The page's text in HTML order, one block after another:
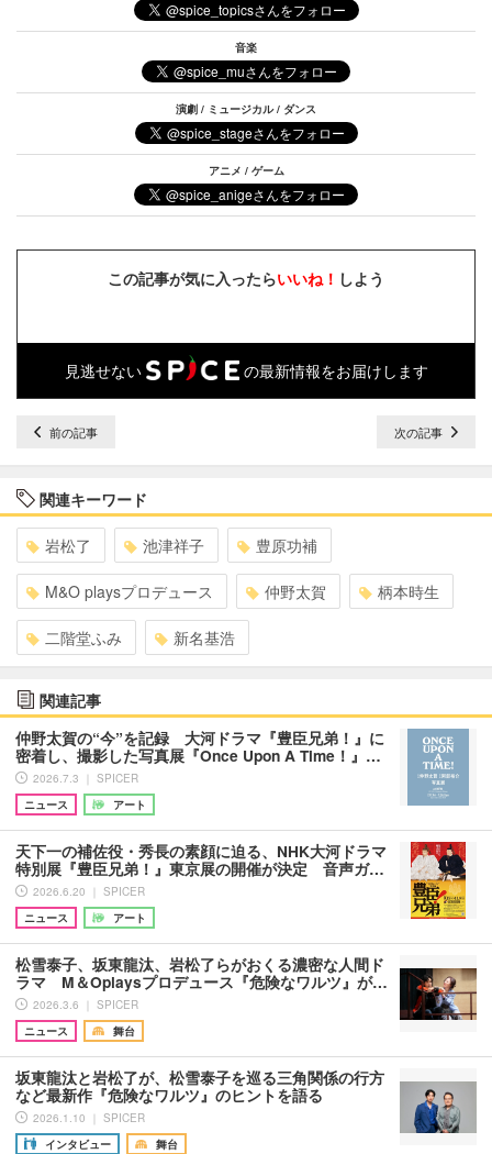
音楽
演劇 / ミュージカル / ダンス
アニメ / ゲーム
この記事が気に入ったらいいね！ しよう
見逃せない の最新情報をお届けします
前の記事 次の記事
関連キーワード
岩松了 池津祥子 豊原功補
M&O playsプロデュース 仲野太賀 柄本時生
二階堂ふみ 新名基浩
関連記事
仲野太賀の“今”を記録 大河ドラマ『豊臣兄弟！』に
密着し、撮影した写真展『Once Upon A Time！』…
2026.7.3 ｜ SPICER
ニュース
アート
天下一の補佐役・秀長の素顔に迫る、NHK大河ドラマ
特別展『豊臣兄弟！』東京展の開催が決定 音声ガ…
2026.6.20 ｜ SPICER
ニュース
アート
松雪泰子、坂東龍汰、岩松了らがおくる濃密な人間ド
ラマ M＆Oplaysプロデュース『危険なワルツ』が…
2026.3.6 ｜ SPICER
ニュース
舞台
坂東龍汰と岩松了が、松雪泰子を巡る三角関係の行方
など最新作『危険なワルツ』のヒントを語る
2026.1.10 ｜ SPICER
インタビュー
舞台